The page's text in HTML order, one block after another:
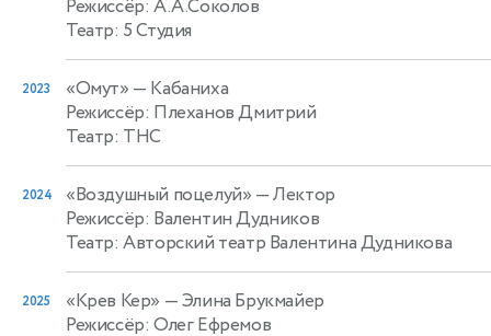
Режиссёр: А.А.Соколов
Театр: 5 Студия
2023 «Омут» — Кабаниха
Режиссёр: Плеханов Дмитрий
Театр: ТНС
2024 «Воздушный поцелуй» — Лектор
Режиссёр: Валентин Дудников
Театр: Авторский театр Валентина Дудникова
2025 «Крев Кер» — Элина Брукмайер
Режиссёр: Олег Ефремов